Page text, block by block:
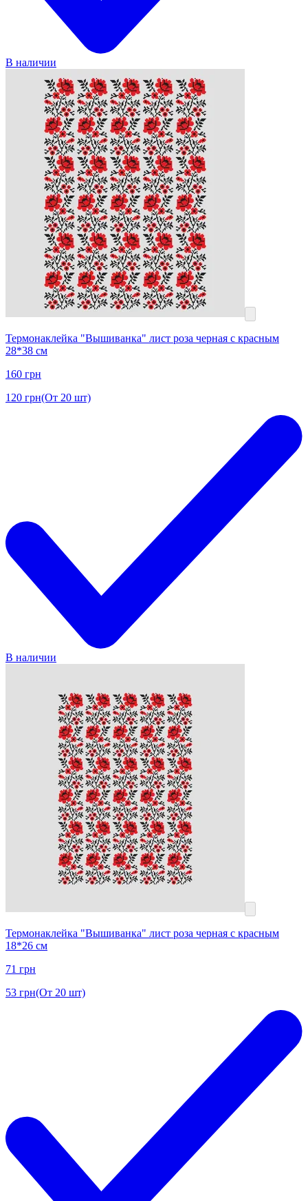
В наличии
Термонаклейка "Вышиванка" лист роза черная с красным
28*38 см
160 грн
120 грн(От 20 шт)
В наличии
Термонаклейка "Вышиванка" лист роза черная с красным
18*26 см
71 грн
53 грн(От 20 шт)